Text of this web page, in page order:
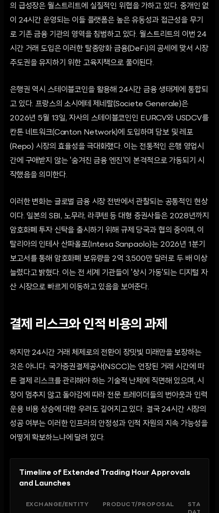
의 급성장은 월스트리트에 실질적인 위협을 가하고 있다. 중개인 없
이 24시간 운영되는 이들 플랫폼은 높은 유동성과 접근성을 무기
로 기존 금융 기관의 영역을 침범하고 있다. 월스트리트의 이번 24
시간 거래 도입은 이러한 탈중앙화 금융(DeFi)의 공세에 맞서 시장
주도권을 유지하기 위한 고육지책으로 풀이된다.
은행권 역시 스테이블코인을 활용해 24시간 금융 생태계에 통합되
고 있다. 프랑스의 소시에테 제네랄(Societe Generale)은
2026년 5월 13일, 자사의 스테이블코인인 EURCV와 USDCV를
칸톤 네트워크(Canton Network)에 도입하며 담보 및 레포
(Repo) 시장의 효율성을 극대화했다. 이는 전통적인 은행 영업시
간에 구애받지 않는 '숨겨진 금융 엔진'이 본격적으로 가동되기 시
작했음을 의미한다.
이러한 변화는 글로벌 금융 시장 전반에서 관찰되는 공통적인 현상
이다. 일본의 SBI, 노무라, 라쿠텐 등 대형 증권사들은 2028년까지
암호화폐 투자 신탁을 출시하기 위해 규제 당국과 협의 중이며, 이
탈리아의 인테사 산파올로(Intesa Sanpaolo)는 2026년 1분기
보고서를 통해 암호화폐 보유량을 2억 3,500만 달러로 두 배 이상
늘렸다고 밝혔다. 이는 전 세계 기관들이 '상시 가동'되는 디지털 자
산 시장으로 빠르게 이동하고 있음을 보여준다.
결제 리스크와 인적 비용의 과제
하지만 24시간 거래 체제로의 전환이 장밋빛 미래만을 보장하는
것은 아니다. 국가증권결제공사(NSCC)는 연장된 거래 시간에 따
른 결제 리스크를 관리해야 하는 기술적 난제에 직면해 있으며, 시
장이 멈추지 않고 돌아감에 따라 전문 트레이더들의 번아웃과 인력
운용 비용 상승에 대한 우려도 깊어지고 있다. 결국 24시간 시장의
성공 여부는 이러한 인프라의 안정성과 인적 자원의 지속 가능성을
어떻게 확보하느냐에 달려 있다.
Timeline of Extended Trading Hour Approvals
and Launches
EXCHANGE/ENTITY PRODUCT/PROPOSAL
STATUS/